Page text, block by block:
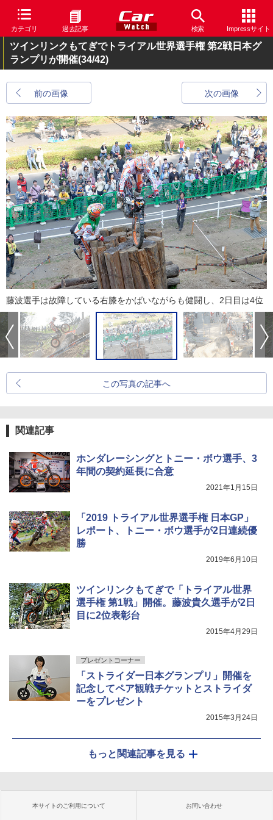
カテゴリ 過去記事 検索 Impressサイト
ツインリンクもてぎでトライアル世界選手権 第2戦日本グ
ランプリが開催(34/42)
前の画像 次の画像
藤波選手は故障している右膝をかばいながらも健闘し、2日目は4位
この写真の記事へ
関連記事
ホンダレーシングとトニー・ボウ選手、3
年間の契約延長に合意
2021年1月15日
「2019 トライアル世界選手権 日本GP」
レポート、トニー・ボウ選手が2日連続優
勝
2019年6月10日
ツインリンクもてぎで「トライアル世界
選手権 第1戦」開催。藤波貴久選手が2日
目に2位表彰台
2015年4月29日
プレゼントコーナー
「ストライダー日本グランプリ」開催を
記念してペア観戦チケットとストライダ
ーをプレゼント
2015年3月24日
もっと関連記事を見る
本サイトのご利用について お問い合わせ